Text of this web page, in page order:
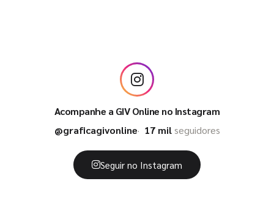
Acompanhe a GIV Online no Instagram
@graficagivonline
17 milseguidores
Seguir no Instagram